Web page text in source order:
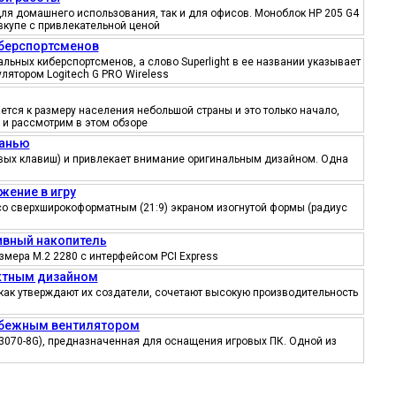
домашнего использования, так и для офисов. Моноблок HP 205 G4
с привлекательной ценой
киберспортсменов, а слово Superlight в ее названии указывает
Logitech G PRO Wireless
к размеру населения небольшой страны и это только начало,
рассмотрим в этом обзоре
клавиш) и привлекает внимание оригинальным дизайном. Одна
в игру
сверхширокоформатным (21:9) экраном изогнутой формы (радиус
накопитель
M.2 2280 с интерфейсом PCI Express
дизайном
утверждают их создатели, сочетают высокую производительность
вентилятором
8G), предназначенная для оснащения игровых ПК. Одной из